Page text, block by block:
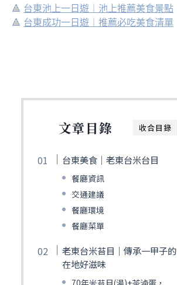
🔺 台東池上一日遊｜池上推薦美食景點
🔺 台東成功一日遊｜推薦必吃美食清單
收合目錄
文章目錄
台東美食｜老東台米台目
餐廳資訊
交通建議
餐廳環境
餐廳菜單
老東台米苔目｜傳承一甲子的
在地好滋味
70年米苔目(湯)+茶滷蛋，